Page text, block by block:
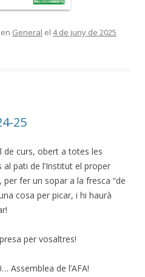
General el 4 de juny de 2025
25
de curs, obert a totes les
pati de l’Institut el proper
fer un sopar a la fresca “de
cosa per picar, i hi haurà
per vosaltres!
Assemblea de l’AFA!